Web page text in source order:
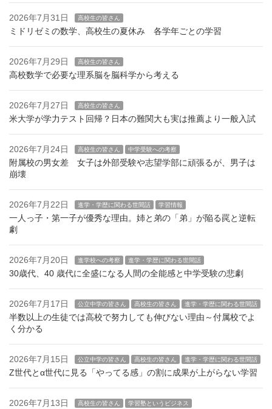
2026年7月31日 高校生の皆さん
ミドリゼミの数学、高校生の夏休み 各学年ごとの学習
2026年7月29日 高校生の皆さん
高校数学で必要な理系脳を脳科学から考える
2026年7月27日 高校生の皆さん
米大学が学力テスト回帰？日本の難関大も実は推薦より一般入試
2026年7月24日 高校生の皆さん 中学受験への考察
附属校の男女差 女子は外部受験や志望学部に頑張るが、男子は
崩壊
2026年7月22日 進学・学歴に関わる世間話 学習情報
一人っ子・第一子が優秀な理由。姉と弟の「弟」が陥る罠と逆転
劇
2026年7月20日 進学校への考察 進学・学歴に関わる世間話
30歳代、40 歳代に全盛になる人間の全能感と中学受験の悲劇
2026年7月17日 公立中学の皆さん 高校生の皆さん 進学・学歴に関わる世間話
半数以上の生徒では高校で努力しても伸びない理由～付属校でよ
く分かる
2026年7月15日 公立中学の皆さん 高校生の皆さん 進学・学歴に関わる世間話
Z世代とα世代に見る「やってる感」の割に成果が上がらない学習
2026年7月13日 高校生の皆さん 学習塾というビジネス